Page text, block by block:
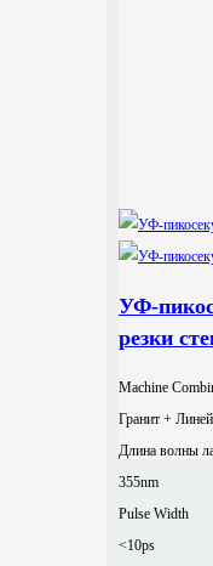
УФ-
резки
Machine
Гранит +
Длина волны
355nm
Pulse Width
<10ps